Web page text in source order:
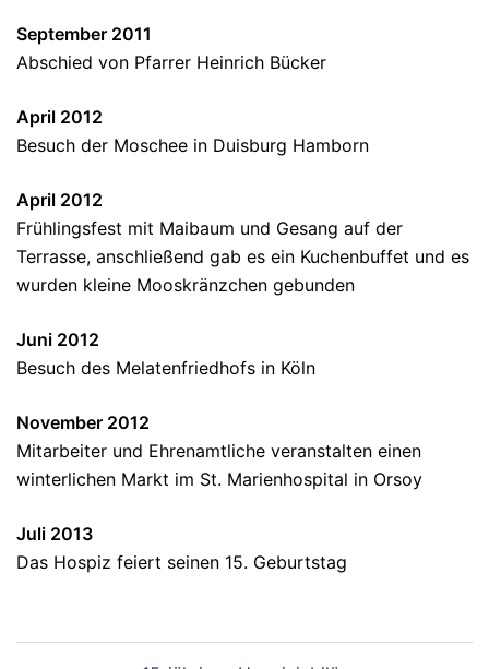
September 2011
Abschied von Pfarrer Heinrich Bücker
April 2012
Besuch der Moschee in Duisburg Hamborn
April 2012
Frühlingsfest mit Maibaum und Gesang auf der
Terrasse, anschließend gab es ein Kuchenbuffet und es
wurden kleine Mooskränzchen gebunden
Juni 2012
Besuch des Melatenfriedhofs in Köln
November 2012
Mitarbeiter und Ehrenamtliche veranstalten einen
winterlichen Markt im St. Marienhospital in Orsoy
Juli 2013
Das Hospiz feiert seinen 15. Geburtstag